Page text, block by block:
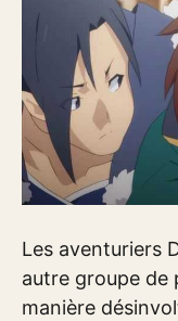
Les aventuriers
autre groupe de
manière